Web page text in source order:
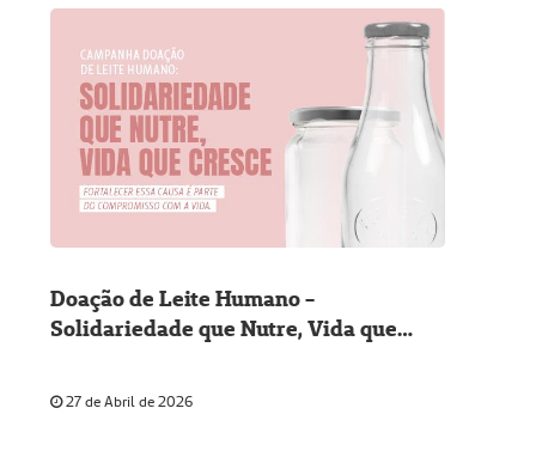
Doação de Leite Humano -
Solidariedade que Nutre, Vida que
27 de Abril de 2026